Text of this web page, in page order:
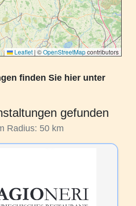
Leaflet | ©OpenStreetMapcontributors
finden Sie hier unter
gefunden
Radius: 50 km